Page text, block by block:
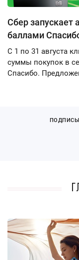
Сбер запускает
баллами
С 1 по 31 августа
суммы покупок в
Спасибо.